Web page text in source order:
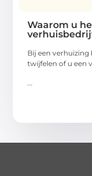
Waarom u
Bij een
twijfelen of u een